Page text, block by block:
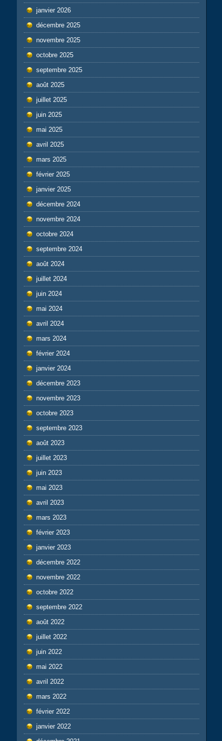
janvier 2026
décembre 2025
novembre 2025
octobre 2025
septembre 2025
août 2025
juillet 2025
juin 2025
mai 2025
avril 2025
mars 2025
février 2025
janvier 2025
décembre 2024
novembre 2024
octobre 2024
septembre 2024
août 2024
juillet 2024
juin 2024
mai 2024
avril 2024
mars 2024
février 2024
janvier 2024
décembre 2023
novembre 2023
octobre 2023
septembre 2023
août 2023
juillet 2023
juin 2023
mai 2023
avril 2023
mars 2023
février 2023
janvier 2023
décembre 2022
novembre 2022
octobre 2022
septembre 2022
août 2022
juillet 2022
juin 2022
mai 2022
avril 2022
mars 2022
février 2022
janvier 2022